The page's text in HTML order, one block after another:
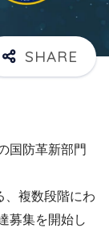
国防革新部門
、複数段階にわ
募集を開始し